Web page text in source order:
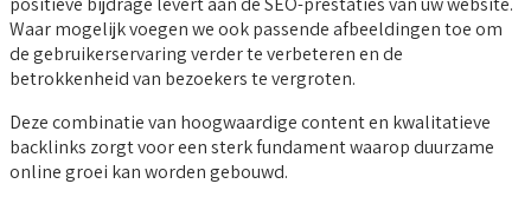
Waar mogelijk voegen we ook passende afbeeldingen toe om
de gebruikerservaring verder te verbeteren en de
betrokkenheid van bezoekers te vergroten.
Deze combinatie van hoogwaardige content en kwalitatieve
backlinks zorgt voor een sterk fundament waarop duurzame
online groei kan worden gebouwd.